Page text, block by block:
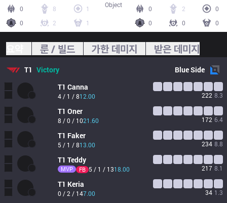
0 8
1
0
2 1
0 2
0
0
0 0
Object
룬 / 빌드 가한 데미지 받은 데미지
T1 Victory BlueSide
T1 Canna
4 / 1 / 812.00 222 8.3
T1 Oner
8 / 0 / 1021.60 172 6.4
T1 Faker
5 / 1 / 813.00 234 8.8
T1 Teddy
MVP FB 5 / 1 / 1318.00 217 8.1
T1 Keria
0 / 2 / 147.00 34 1.3